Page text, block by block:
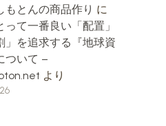
もとんの商品作り に
って一番良い「配置」
」を追求する『地球資
ついて –
より